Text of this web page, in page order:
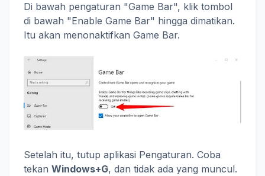
Di bawah pengaturan "Game Bar", klik tombol
di bawah "Enable Game Bar" hingga dimatikan.
Itu akan menonaktifkan Game Bar.
Setelah itu, tutup aplikasi Pengaturan. Coba
tekan Windows+G, dan tidak ada yang muncul.